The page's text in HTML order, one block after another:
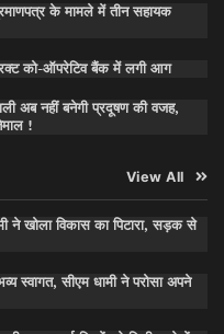
के मामले में तीन सहायक
को-ऑपरेटिव बैंक में लगी आग
अब नहीं बनेगी प्रदूषण की वजह,
!
View All
ने खोला विकास का पिटारा, सड़क से
स्वागत, सीएम धामी ने परोसा अपने